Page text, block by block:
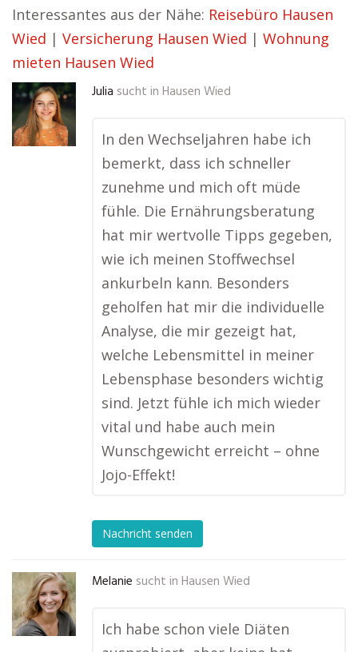
Interessantes aus der Nähe: Reisebüro Hausen
Wied | Versicherung Hausen Wied | Wohnung
mieten Hausen Wied
Julia sucht in Hausen Wied
In den Wechseljahren habe ich
bemerkt, dass ich schneller
zunehme und mich oft müde
fühle. Die Ernährungsberatung
hat mir wertvolle Tipps gegeben,
wie ich meinen Stoffwechsel
ankurbeln kann. Besonders
geholfen hat mir die individuelle
Analyse, die mir gezeigt hat,
welche Lebensmittel in meiner
Lebensphase besonders wichtig
sind. Jetzt fühle ich mich wieder
vital und habe auch mein
Wunschgewicht erreicht – ohne
Jojo-Effekt!
Nachricht senden
Melanie sucht in Hausen Wied
Ich habe schon viele Diäten